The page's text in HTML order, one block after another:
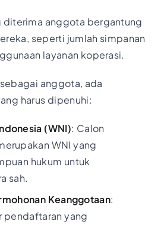
diterima anggota bergantung
seperti jumlah simpanan
layanan koperasi.
anggota, ada
harus dipenuhi:
(WNI): Calon
WNI yang
hukum untuk
sah.
Keanggotaan:
pendaftaran yang